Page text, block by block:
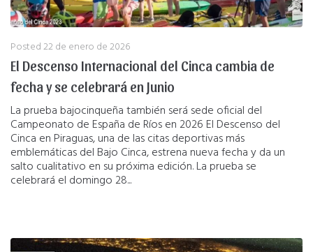
Posted22 de enero de 2026
El Descenso Internacional del Cinca cambia de
fecha y se celebrará en Junio
La prueba bajocinqueña también será sede oficial del
Campeonato de España de Ríos en 2026 El Descenso del
Cinca en Piraguas, una de las citas deportivas más
emblemáticas del Bajo Cinca, estrena nueva fecha y da un
salto cualitativo en su próxima edición. La prueba se
celebrará el domingo 28...